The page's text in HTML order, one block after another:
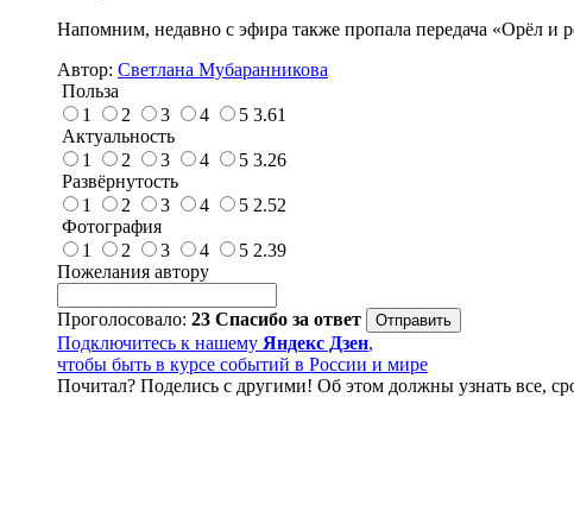
Напомним, недавно с эфира также пропала передача «Орёл и
Автор: Светлана Мубаранникова
Польза
1
2 3 4 5 3.61
Актуальность
1
2 3 4 5 3.26
Развёрнутость
1
2 3 4 5 2.52
Фотография
1
2 3 4 5 2.39
Пожелания автору
Проголосовало: 23 Спасибо за ответ
Подключитесь к нашему Яндекс Дзен,
чтобы быть в курсе событий в России и мире
Почитал? Поделись с другими! Об этом должны узнать все,